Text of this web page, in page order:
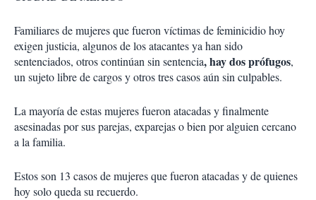
Familiares de mujeres que fueron víctimas de feminicidio hoy
exigen justicia, algunos de los atacantes ya han sido
sentenciados, otros continúan sin sentencia, hay dos prófugos,
un sujeto libre de cargos y otros tres casos aún sin culpables.
La mayoría de estas mujeres fueron atacadas y finalmente
asesinadas por sus parejas, exparejas o bien por alguien cercano
a la familia.
Estos son 13 casos de mujeres que fueron atacadas y de quienes
hoy solo queda su recuerdo.